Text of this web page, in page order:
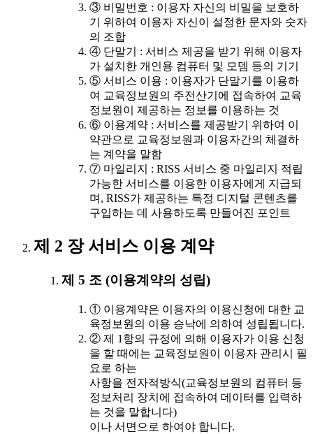
③ 비밀번호 : 이용자 자신의 비밀을 보호하
기 위하여 이용자 자신이 설정한 문자와 숫자
의 조합
④ 단말기 : 서비스 제공을 받기 위해 이용자
가 설치한 개인용 컴퓨터 및 모뎀 등의 기기
⑤ 서비스 이용 : 이용자가 단말기를 이용하
여 교육정보원의 주전산기에 접속하여 교육
정보원이 제공하는 정보를 이용하는 것
⑥ 이용계약 : 서비스를 제공받기 위하여 이
약관으로 교육정보원과 이용자간의 체결하
는 계약을 말함
⑦ 마일리지 : RISS 서비스 중 마일리지 적립
가능한 서비스를 이용한 이용자에게 지급되
며, RISS가 제공하는 특정 디지털 콘텐츠를
구입하는 데 사용하도록 만들어진 포인트
제 2 장 서비스 이용 계약
제 5 조 (이용계약의 성립)
① 이용계약은 이용자의 이용신청에 대한 교
육정보원의 이용 승낙에 의하여 성립됩니다.
② 제 1항의 규정에 의해 이용자가 이용 신청
을 할 때에는 교육정보원이 이용자 관리시 필
요로 하는
사항을 전자적방식(교육정보원의 컴퓨터 등
정보처리 장치에 접속하여 데이터를 입력하
는 것을 말합니다)
이나 서면으로 하여야 합니다.